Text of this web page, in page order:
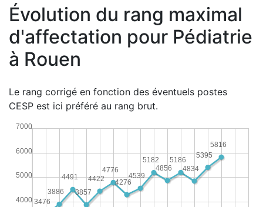
Évolution du rang maximal
d'affectation pour Pédiatrie
à Rouen
Le rang corrigé en fonction des éventuels postes
CESP est ici préféré au rang brut.
4000
5000
6000
7000
5816
5395
4834
5186
4856
5182
4539
4276
4776
4422
3857
4491
3886
3476